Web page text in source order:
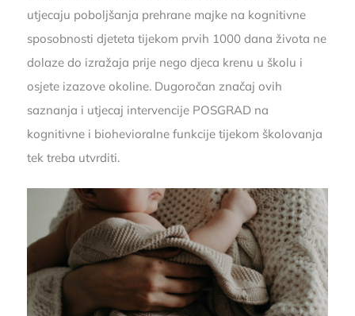
utjecaju poboljšanja prehrane majke na kognitivne
sposobnosti djeteta tijekom prvih 1000 dana života ne
dolaze do izražaja prije nego djeca krenu u školu i
osjete izazove okoline. Dugoročan značaj ovih
saznanja i utjecaj intervencije POSGRAD na
kognitivne i biohevioralne funkcije tijekom školovanja
tek treba utvrditi.